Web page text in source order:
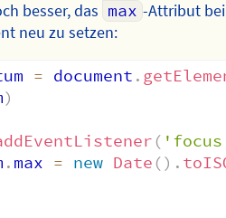
besser, das max -Attribut bei
neu zu setzen:
= document .
)
(
. max = new Date () .